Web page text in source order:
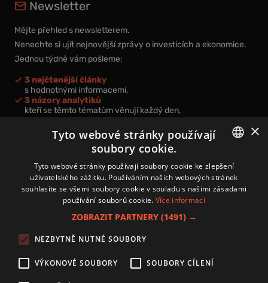
Newsletter
Mějte přehled s newsletterem.
Nenechte si ujít nejnovější zprávy o investicích a ekonomice.
Jednou týdně vám pošleme:
3 nejčtenější články
s hodnotnými informacemi,
3 názory analytiků
kteří se těmto tématům věnují každý den,
nová videa a podcasty
k prohloubení vašich znalostí.
Přihlášením k newsletteru vyjadřujete svůj souhlas spodmínkami
zpracování osobních údajů.
Zásady používání souborů cookies
Autoři
Nastavení cookies
CZECH
×
Tyto webové stránky používají
soubory cookie.
Tyto webové stránky používají soubory cookie ke zlepšení
uživatelského zážitku. Používáním našich webových stránek
souhlasíte se všemi soubory cookie v souladu s našimi zásadami
používání souborů cookie. Více informací
ZOBRAZIT PARTNERY (1491) →
NEZBYTNĚ NUTNÉ SOUBORY
VÝKONOVÉ SOUBORY SOUBORY CÍLENÍ